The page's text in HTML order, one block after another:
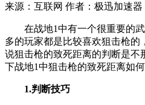
来源：互联网 作者：极迅加速器
在战地1中有一个很重要的武
多的玩家都是比较喜欢狙击枪
说狙击枪的致死距离的判断是不
下战地1中狙击枪的致死距离如何
1.判断技巧